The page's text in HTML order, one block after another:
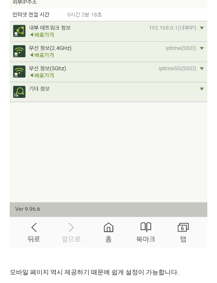
모바일 페이지 역시 제공하기 때문에 쉽게 설정이 가능합니다.